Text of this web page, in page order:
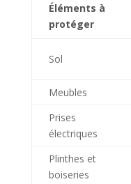
Éléments à
protéger
Sol
Meubles
Prises
électriques
Plinthes et
boiseries